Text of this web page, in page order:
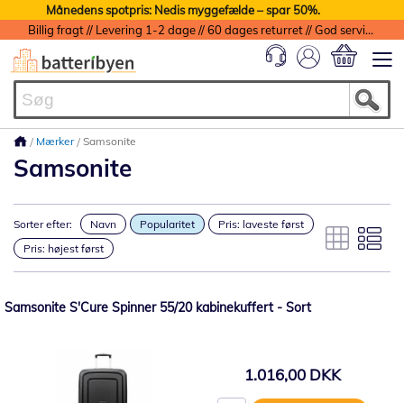
Månedens spotpris: Nedis myggefælde – spar 50%.
Billig fragt // Levering 1-2 dage // 60 dages returret // God service med garanti
Mærker Samsonite
Samsonite
Sorter efter: Navn Popularitet
Pris: laveste først
Pris: højest først
Samsonite S'Cure Spinner 55/20 kabinekuffert - Sort
1.016,00 DKK